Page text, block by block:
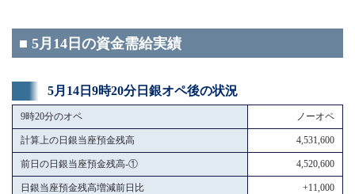
■ 5月14日の資金需給実績
5月14日9時20分日銀オペ後の状況
9時20分のオペ ノーオペ
計算上の日銀当座預金残高 4,531,600
前日の日銀当座預金残高-① 4,520,600
日銀当座預金残高増減前日比 +11,000